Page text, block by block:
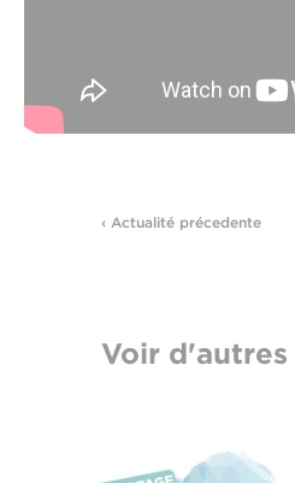
‹ Actualité précedente
Voir